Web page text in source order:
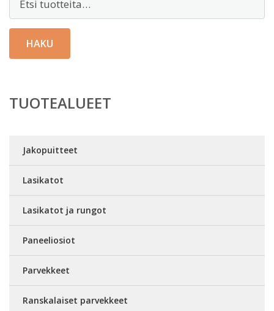
HAKU
TUOTEALUEET
Jakopuitteet
Lasikatot
Lasikatot ja rungot
Paneeliosiot
Parvekkeet
Ranskalaiset parvekkeet